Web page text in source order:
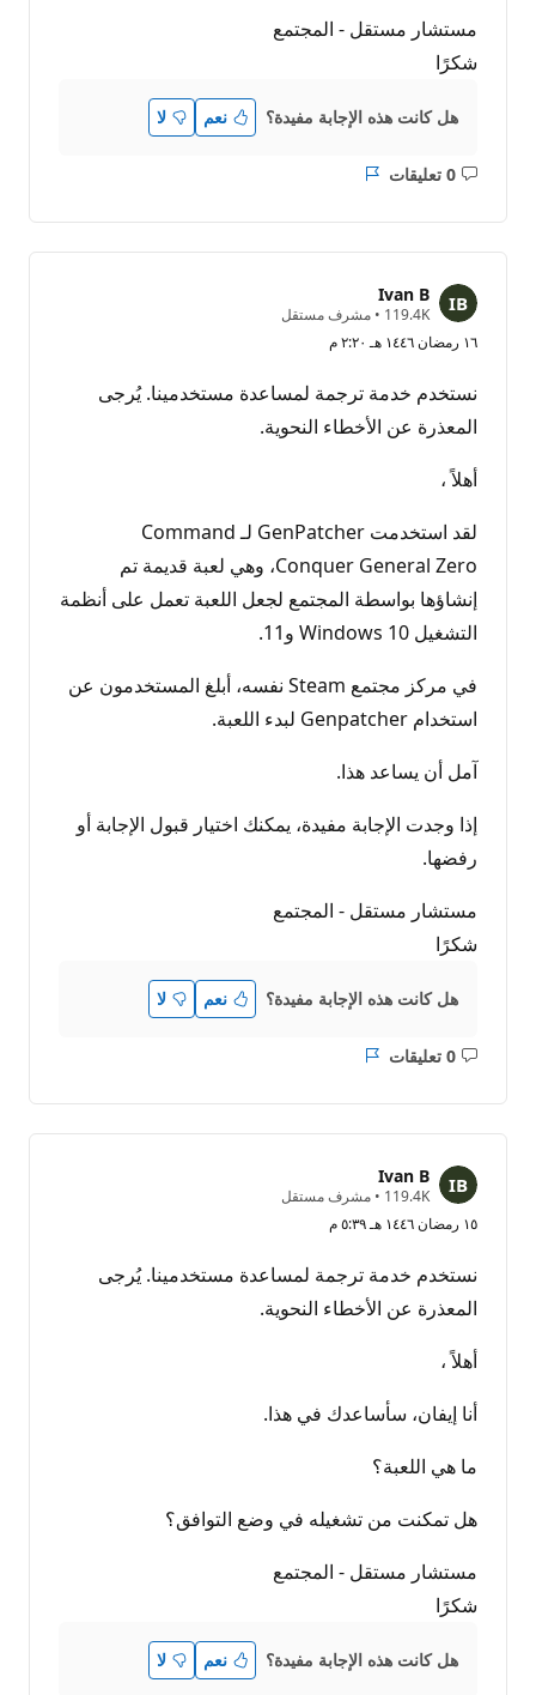
مستشار مستقل - المجتمع
شكرًا
هل كانت هذه الإجابة مفيدة؟ نعم لا
0 تعليقات ليست
التقرير
Ivan B
119.4K ن
ا
ل
سُ
م
• مشرف مستقل
١٦ رمضان ١٤٤٦ هـ ٢:٢٠ م
نستخدم خدمة ترجمة لمساعدة مستخدمينا. يُرجى
المعذرة عن الأخطاء النحوية.
أهلاً ،
لقد استخدمت GenPatcher لـ Command
Conquer General Zero، وهي لعبة قديمة تم
إنشاؤها بواسطة المجتمع لجعل اللعبة تعمل على أنظمة
التشغيل Windows 10 و11.
في مركز مجتمع Steam نفسه، أبلغ المستخدمون عن
استخدام Genpatcher لبدء اللعبة.
آمل أن يساعد هذا.
إذا وجدت الإجابة مفيدة، يمكنك اختيار قبول الإجابة أو
رفضها.
مستشار مستقل - المجتمع
شكرًا
هل كانت هذه الإجابة مفيدة؟ نعم لا
0 تعليقات ليست
التقرير
Ivan B
119.4K ن
ا
ل
سُ
م
• مشرف مستقل
١٥ رمضان ١٤٤٦ هـ ٥:٣٩ م
نستخدم خدمة ترجمة لمساعدة مستخدمينا. يُرجى
المعذرة عن الأخطاء النحوية.
أهلاً ،
أنا إيفان، سأساعدك في هذا.
ما هي اللعبة؟
هل تمكنت من تشغيله في وضع التوافق؟
مستشار مستقل - المجتمع
شكرًا
هل كانت هذه الإجابة مفيدة؟ نعم لا